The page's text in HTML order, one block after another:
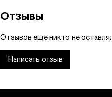
Отзывы
Отзывов еще никто не
Написать отзыв